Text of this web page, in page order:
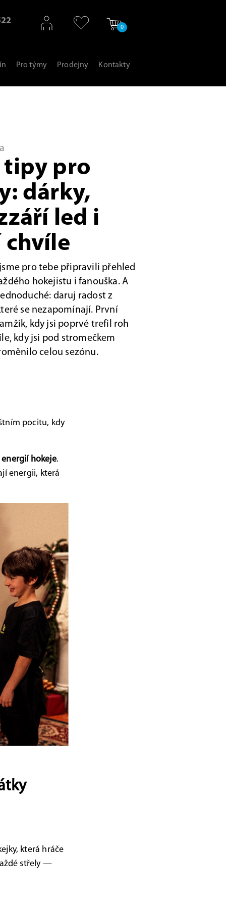
0
Pro týmy Prodejny Kontakty
tipy pro
dárky,
led i
chvíle
pro tebe připravili přehled
hokejistu i fanouška. A
daruj radost z
se nezapomínají. První
kdy jsi poprvé trefil roh
kdy jsi pod stromečkem
celou sezónu.
pocitu, kdy
hokeje.
energii, která
která hráče
střely —